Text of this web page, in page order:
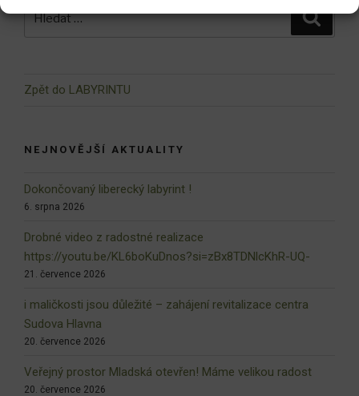
Zpět do LABYRINTU
NEJNOVĚJŠÍ AKTUALITY
Dokončovaný liberecký labyrint !
6. srpna 2026
Drobné video z radostné realizace
https://youtu.be/KL6boKuDnos?si=zBx8TDNlcKhR-UQ-
21. července 2026
i maličkosti jsou důležité – zahájení revitalizace centra
Sudova Hlavna
20. července 2026
Veřejný prostor Mladská otevřen! Máme velikou radost
20. července 2026